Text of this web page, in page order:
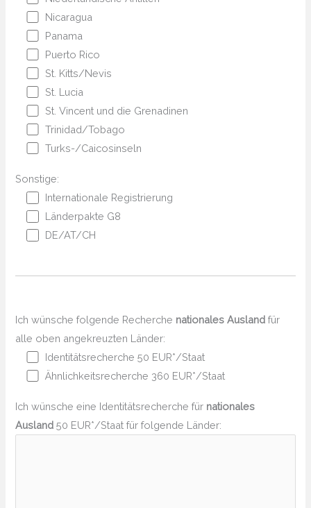
Nicaragua
Panama
Puerto Rico
St. Kitts/Nevis
St. Lucia
St. Vincent und die Grenadinen
Trinidad/Tobago
Turks-/Caicosinseln
Sonstige:
Internationale Registrierung
Länderpakte G8
DE/AT/CH
Ich wünsche folgende Recherche nationales Ausland für
alle oben angekreuzten Länder:
Identitätsrecherche 50 EUR*/Staat
Ähnlichkeitsrecherche 360 EUR*/Staat
Ich wünsche eine Identitätsrecherche für nationales
Ausland 50 EUR*/Staat für folgende Länder: